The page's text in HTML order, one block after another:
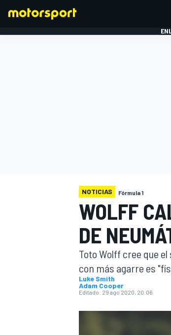
INDYCAR
NOTICIAS Fórmula 1
WOLFF
DE
Toto Wolff cree que
con más agarre es
Luke Smith
Adam Cooper
Editado: 29 ago 2020, 20:06